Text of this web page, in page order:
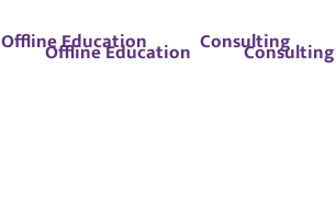
Offline Education Consulting
Offline Education Consulting